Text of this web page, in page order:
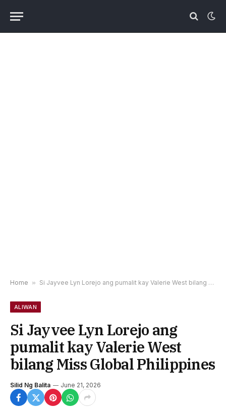
Home » Si Jayvee Lyn Lorejo ang pumalit kay Valerie West bilang Miss Global Philippines
ALIWAN
Si Jayvee Lyn Lorejo ang
pumalit kay Valerie West
bilang Miss Global Philippines
Silid Ng Balita June 21, 2026